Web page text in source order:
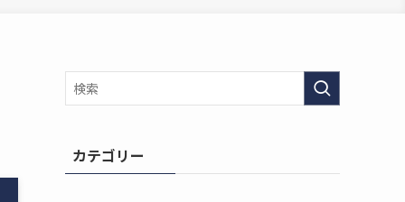
カテゴリー